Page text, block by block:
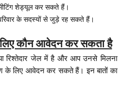
शेड्यूल कर सकते हैं।
के सदस्यों से जुड़े रह सकते हैं।
कौन आवेदन कर सकता है
रिश्तेदार जेल में है और आप उनसे मिलना
के लिए आवेदन कर सकते हैं। इन बातों का